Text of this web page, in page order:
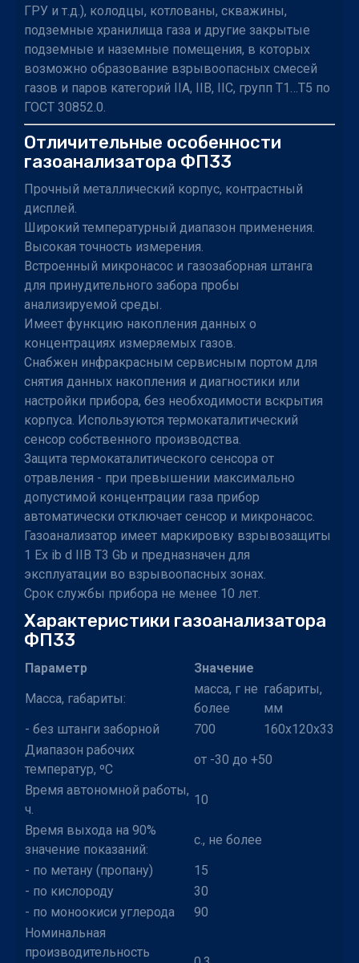
ГРУ и т.д.), колодцы, котлованы, скважины,
подземные хранилища газа и другие закрытые
подземные и наземные помещения, в которых
возможно образование взрывоопасных смесей
газов и паров категорий IIA, IIB, IIC, групп Т1…Т5 по
ГОСТ 30852.0.
Отличительные особенности
газоанализатора ФП33
Прочный металлический корпус, контрастный
дисплей.
Широкий температурный диапазон применения.
Высокая точность измерения.
Встроенный микронасос и газозаборная штанга
для принудительного забора пробы
анализируемой среды.
Имеет функцию накопления данных о
концентрациях измеряемых газов.
Снабжен инфракрасным сервисным портом для
снятия данных накопления и диагностики или
настройки прибора, без необходимости вскрытия
корпуса. Используются термокаталитический
сенсор собственного производства.
Защита термокаталитического сенсора от
отравления - при превышении максимально
допустимой концентрации газа прибор
автоматически отключает сенсор и микронасос.
Газоанализатор имеет маркировку взрывозащиты
1 Ex ib d IIB T3 Gb и предназначен для
эксплуатации во взрывоопасных зонах.
Срок службы прибора не менее 10 лет.
Характеристики газоанализатора
ФП33
Параметр
Значение
Масса, габариты:
масса, г не
более
габариты,
мм
- без штанги заборной
700
160x120x33
Диапазон рабочих
температур, ºС
от -30 до +50
Время автономной работы,
ч.
10
Время выхода на 90%
значение показаний:
с., не более
- по метану (пропану)
15
- по кислороду
30
- по моноокиси углерода
90
Номинальная
производительность